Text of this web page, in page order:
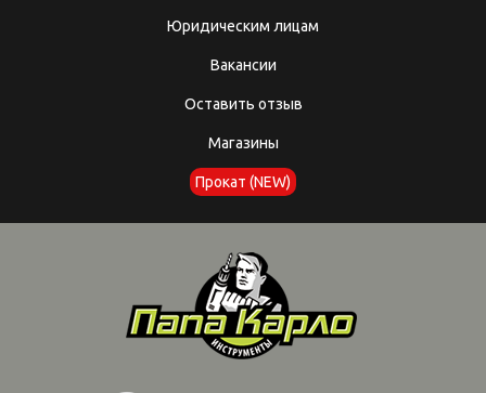
Юридическим лицам
Вакансии
Оставить отзыв
Магазины
Прокат (NEW)